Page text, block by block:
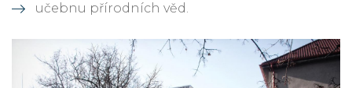
učebnu přírodních věd.